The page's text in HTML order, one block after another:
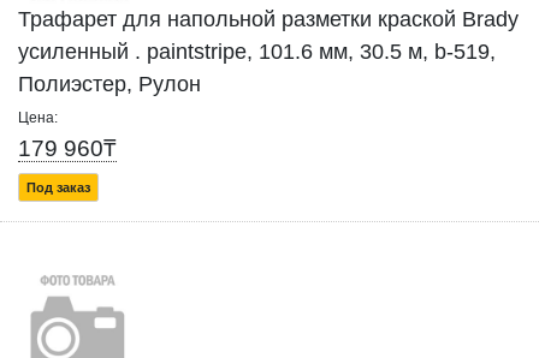
Трафарет для напольной разметки краской Brady
усиленный . paintstripe, 101.6 мм, 30.5 м, b-519,
Полиэстер, Рулон
Цена:
179 960₸
Под заказ